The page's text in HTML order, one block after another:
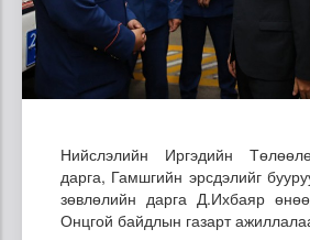
Нийслэлийн Иргэдийн
дарга, Гамшгийн эрсдэлийг
зөвлөлийн дарга Д.Ихбаяр
Онцгой байдлын газарт